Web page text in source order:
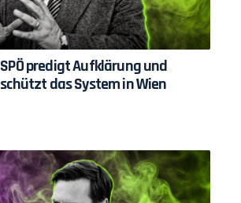
SPÖ predigt Aufklärung und
schützt das System in Wien